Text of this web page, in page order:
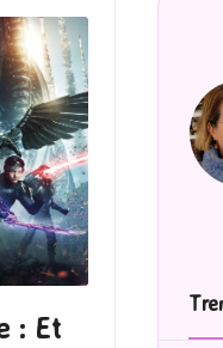
: Et